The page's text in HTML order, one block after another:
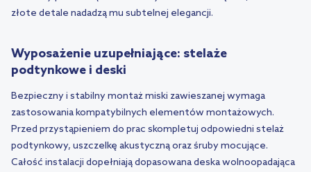
złote detale nadadzą mu subtelnej elegancji.
Wyposażenie uzupełniające: stelaże
podtynkowe i deski
Bezpieczny i stabilny montaż miski zawieszanej wymaga
zastosowania kompatybilnych elementów montażowych.
Przed przystąpieniem do prac skompletuj odpowiedni stelaż
podtynkowy, uszczelkę akustyczną oraz śruby mocujące.
Całość instalacji dopełniają dopasowana deska wolnoopadająca